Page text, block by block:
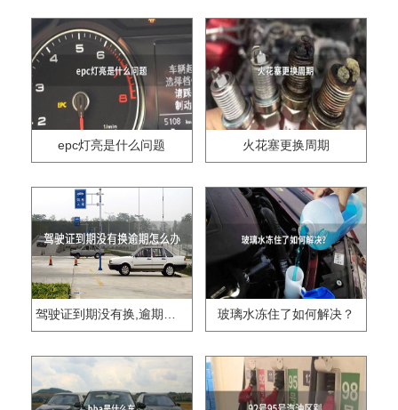
epc灯亮是什么问题 火花塞更换周期
驾驶证到期没有换,逾期怎么办?? 玻璃水冻住了如何解决？